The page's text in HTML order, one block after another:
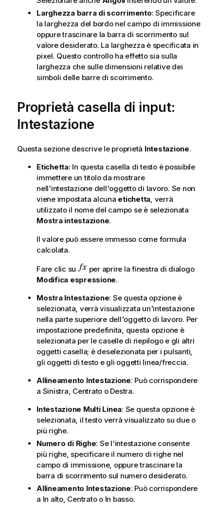
a
t
i
c
a
Larghezza barra di scorrimento: Specificare
la larghezza del bordo nel campo di immissione
oppure trascinare la barra di scorrimento sul
valore desiderato. La larghezza è specificata in
pixel. Questo controllo ha effetto sia sulla
larghezza che sulle dimensioni relative dei
simboli delle barre di scorrimento.
Proprietà casella di input:
Intestazione
Questa sezione descrive le proprietà Intestazione.
Etichetta: In questa casella di testo è possibile
immettere un titolo da mostrare
nell'intestazione dell'oggetto di lavoro. Se non
viene impostata alcuna etichetta, verrà
utilizzato il nome del campo se è selezionata
Mostra intestazione.
Il valore può essere immesso come formula
calcolata.
Fare clic su
per aprire la finestra di dialogo
Modifica espressione.
Mostra Intestazione: Se questa opzione è
selezionata, verrà visualizzata un'intestazione
nella parte superiore dell'oggetto di lavoro. Per
impostazione predefinita, questa opzione è
selezionata per le caselle di riepilogo e gli altri
oggetti casella; è deselezionata per i pulsanti,
gli oggetti di testo e gli oggetti linea/freccia.
Allineamento Intestazione: Può corrispondere
a Sinistra, Centrato o Destra.
Intestazione Multi Linea: Se questa opzione è
selezionata, il testo verrà visualizzato su due o
più righe.
Numero di Righe: Se l'intestazione consente
più righe, specificare il numero di righe nel
campo di immissione, oppure trascinare la
barra di scorrimento sul numero desiderato.
Allineamento Intestazione: Può corrispondere
a In alto, Centrato o In basso.